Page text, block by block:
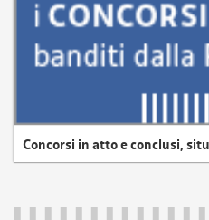
Concorsi in atto e conclusi,